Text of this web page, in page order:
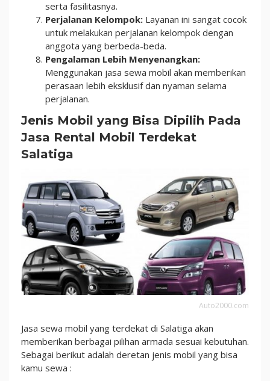
serta fasilitasnya.
Perjalanan Kelompok: Layanan ini sangat cocok
untuk melakukan perjalanan kelompok dengan
anggota yang berbeda-beda.
Pengalaman Lebih Menyenangkan:
Menggunakan jasa sewa mobil akan memberikan
perasaan lebih eksklusif dan nyaman selama
perjalanan.
Jenis Mobil yang Bisa Dipilih Pada
Jasa Rental Mobil Terdekat
Salatiga
Auto2000.com
Jasa sewa mobil yang terdekat di Salatiga akan
memberikan berbagai pilihan armada sesuai kebutuhan.
Sebagai berikut adalah deretan jenis mobil yang bisa
kamu sewa :